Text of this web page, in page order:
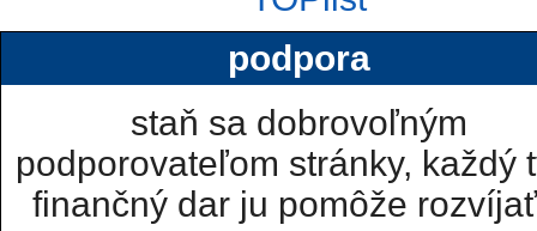
podpora
staň sa dobrovoľným
podporovateľom stránky, každý
finančný dar ju pomôže